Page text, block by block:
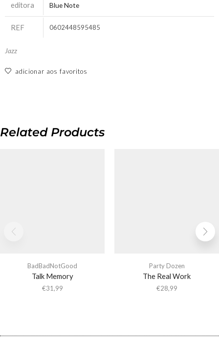
editora Blue Note
REF 0602448595485
Jazz
adicionar aos favoritos
Related Products
BadBadNotGood
Talk Memory
€31,99
Party Dozen
The Real Work
€28,99